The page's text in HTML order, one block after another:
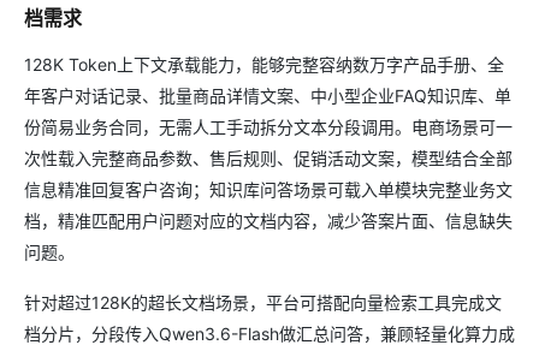
档需求
128K Token上下文承载能力，能够完整容纳数万字产品手册、全
年客户对话记录、批量商品详情文案、中小型企业FAQ知识库、单
份简易业务合同，无需人工手动拆分文本分段调用。电商场景可一
次性载入完整商品参数、售后规则、促销活动文案，模型结合全部
信息精准回复客户咨询；知识库问答场景可载入单模块完整业务文
档，精准匹配用户问题对应的文档内容，减少答案片面、信息缺失
问题。
针对超过128K的超长文档场景，平台可搭配向量检索工具完成文
档分片，分段传入Qwen3.6-Flash做汇总问答，兼顾轻量化算力成